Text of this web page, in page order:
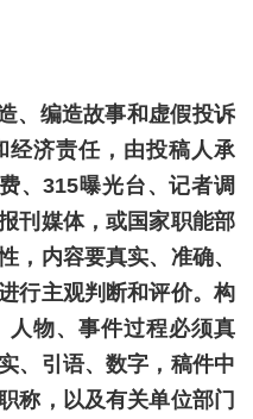
、编造故事和虚假投诉
经济责任，由投稿人承
、315曝光台、记者调
刊媒体，或国家职能部
，内容要真实、准确、
行主观判断和评价。构
人物、事件过程必须真
、引语、数字，稿件中
称，以及有关单位部门